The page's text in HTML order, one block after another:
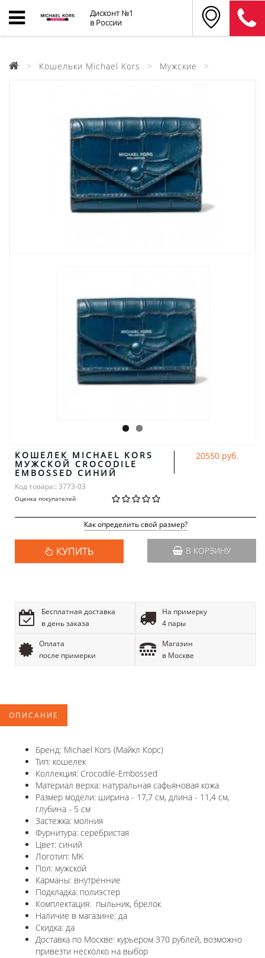
Дисконт №1
в России
Кошельки Michael Kors Мужские
КОШЕЛЕК MICHAEL KORS
МУЖСКОЙ CROCODILE
EMBOSSED СИНИЙ
Код товара:: 3773-03
Оценка покупателей
20550 руб.
Как определить свой размер?
КУПИТЬ В КОРЗИНУ
Бесплатная доставка
в день заказа
На примерку
4 пары
Оплата
после примерки
Магазин
в Москве
ОПИСАНИЕ
Бренд: Michael Kors (Майкл Корс)
Тип: кошелек
Коллекция: Crocodile-Embossed
Материал верха: натуральная сафьяновая кожа
Размер модели: ширина - 17,7 см, длина - 11,4 см,
глубина - 5 см
Застежка: молния
Фурнитура: серебристая
Цвет: синий
Логотип: MK
Пол: мужской
Карманы: внутренние
Подкладка: полиэстер
Комплектация: пыльник, брелок
Наличие в магазине: да
Скидка: да
Доставка по Москве: курьером 370 рублей, возможно
привезти несколко на выбор